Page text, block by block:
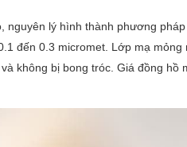
nguyên lý hình thành phương
đến 0.3 micromet. Lớp mạ mỏng
không bị bong tróc. Giá đồng hồ